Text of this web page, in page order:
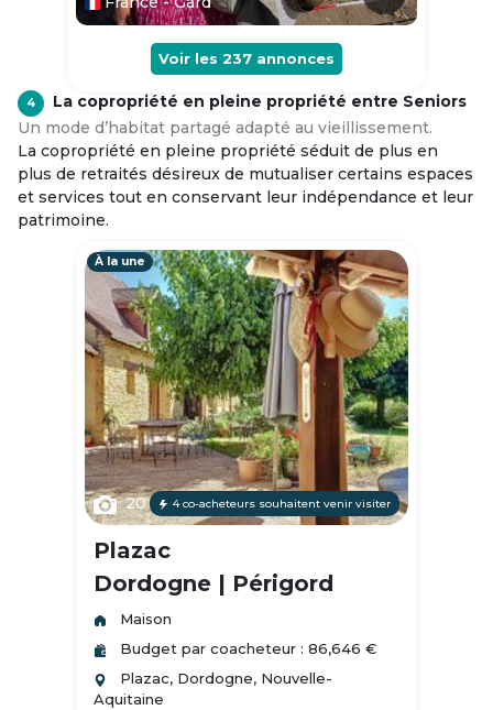
Voir les 237 annonces
4
La copropriété en pleine propriété entre Seniors
Un mode d’habitat partagé adapté au vieillissement.
La copropriété en pleine propriété séduit de plus en
plus de retraités désireux de mutualiser certains espaces
et services tout en conservant leur indépendance et leur
patrimoine.
À la une
20 4 co-acheteurs souhaitent venir visiter
Plazac
Dordogne | Périgord
Maison
Budget par coacheteur : 86,646 €
Plazac, Dordogne, Nouvelle-
Aquitaine